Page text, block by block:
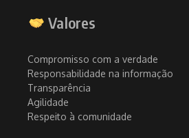
Valores
Compromisso com a verdade
Responsabilidade na informação
Transparência
Agilidade
Respeito à comunidade